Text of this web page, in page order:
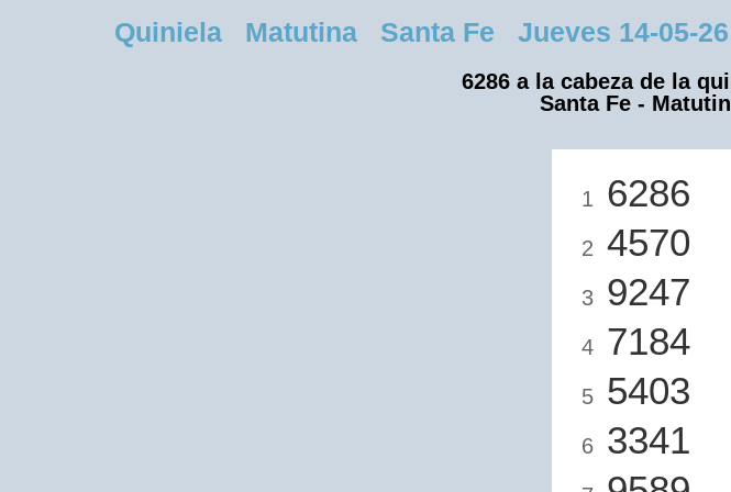
Quiniela Matutina Santa Fe Jueves 14-05-
6286 a la cabeza de la
Santa Fe -
1 6286
2 4570
3 9247
4 7184
5 5403
6 3341